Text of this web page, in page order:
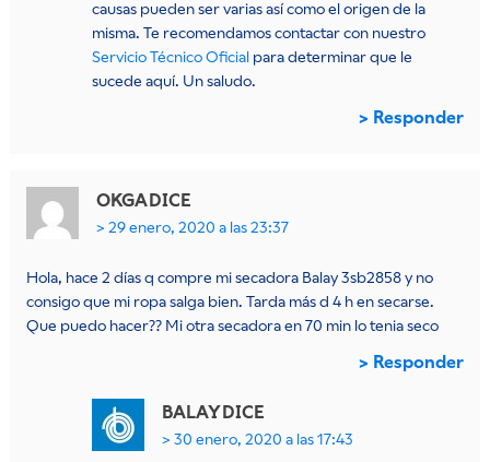
causas pueden ser varias así como el origen de la
misma. Te recomendamos contactar con nuestro
Servicio Técnico Oficialpara determinar que le
sucede aquí. Un saludo.
Responder
OKGA DICE
29 enero, 2020 a las 23:37
Hola, hace 2 días q compre mi secadora Balay 3sb2858 y no
consigo que mi ropa salga bien. Tarda más d 4 h en secarse.
Que puedo hacer?? Mi otra secadora en 70 min lo tenia seco
Responder
BALAY DICE
30 enero, 2020 a las 17:43